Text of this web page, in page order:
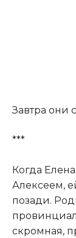
Завтра они
***
Когда
Алексеем,
позади.
скромная,